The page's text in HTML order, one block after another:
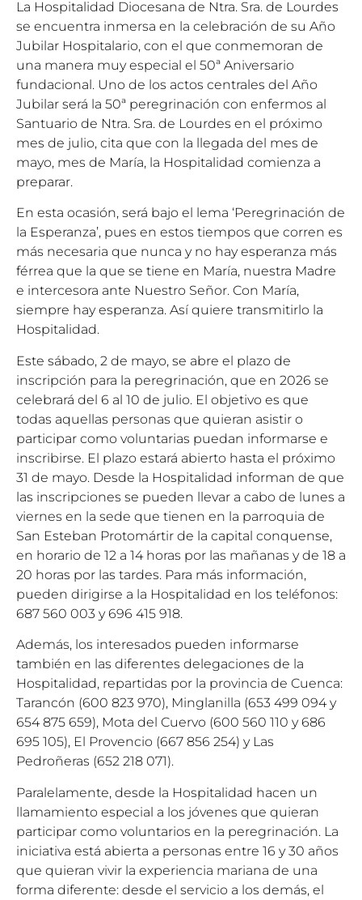
La Hospitalidad Diocesana de Ntra. Sra. de Lourdes
se encuentra inmersa en la celebración de su Año
Jubilar Hospitalario, con el que conmemoran de
una manera muy especial el 50ª Aniversario
fundacional. Uno de los actos centrales del Año
Jubilar será la 50ª peregrinación con enfermos al
Santuario de Ntra. Sra. de Lourdes en el próximo
mes de julio, cita que con la llegada del mes de
mayo, mes de María, la Hospitalidad comienza a
preparar.
En esta ocasión, será bajo el lema ‘Peregrinación de
la Esperanza’, pues en estos tiempos que corren es
más necesaria que nunca y no hay esperanza más
férrea que la que se tiene en María, nuestra Madre
e intercesora ante Nuestro Señor. Con María,
siempre hay esperanza. Así quiere transmitirlo la
Hospitalidad.
Este sábado, 2 de mayo, se abre el plazo de
inscripción para la peregrinación, que en 2026 se
celebrará del 6 al 10 de julio. El objetivo es que
todas aquellas personas que quieran asistir o
participar como voluntarias puedan informarse e
inscribirse. El plazo estará abierto hasta el próximo
31 de mayo. Desde la Hospitalidad informan de que
las inscripciones se pueden llevar a cabo de lunes a
viernes en la sede que tienen en la parroquia de
San Esteban Protomártir de la capital conquense,
en horario de 12 a 14 horas por las mañanas y de 18 a
20 horas por las tardes. Para más información,
pueden dirigirse a la Hospitalidad en los teléfonos:
687 560 003 y 696 415 918.
Además, los interesados pueden informarse
también en las diferentes delegaciones de la
Hospitalidad, repartidas por la provincia de Cuenca:
Tarancón (600 823 970), Minglanilla (653 499 094 y
654 875 659), Mota del Cuervo (600 560 110 y 686
695 105), El Provencio (667 856 254) y Las
Pedroñeras (652 218 071).
Paralelamente, desde la Hospitalidad hacen un
llamamiento especial a los jóvenes que quieran
participar como voluntarios en la peregrinación. La
iniciativa está abierta a personas entre 16 y 30 años
que quieran vivir la experiencia mariana de una
forma diferente: desde el servicio a los demás, el